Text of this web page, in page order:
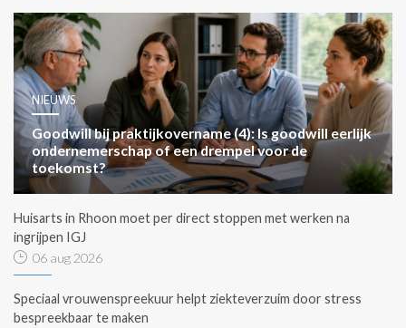
NIEUWS
Goodwill bij praktijkovername (4): Is goodwill eerlijk
ondernemerschap of een drempel voor de
toekomst?
Huisarts in Rhoon moet per direct stoppen met werken na
ingrijpen IGJ
06 aug 2026
Speciaal vrouwenspreekuur helpt ziekteverzuim door stress
bespreekbaar te maken